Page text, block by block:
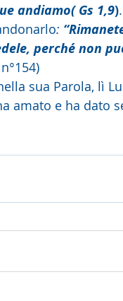
andiamo( Gs 1,9)
:
perché non
sua Parola, lì
amato e ha dato